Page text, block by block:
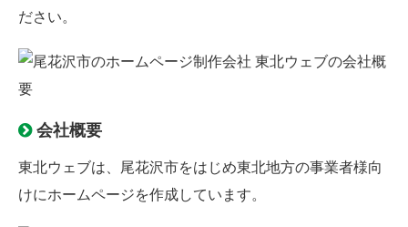
ださい。
会社概要
東北ウェブは、尾花沢市をはじめ東北地方の事業者様向
けにホームページを作成しています。